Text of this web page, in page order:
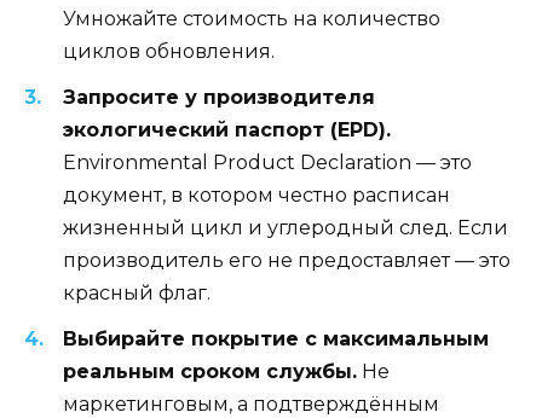
Умножайте стоимость на количество
циклов обновления.
Запросите у производителя
экологический паспорт (EPD).
Environmental Product Declaration — это
документ, в котором честно расписан
жизненный цикл и углеродный след. Если
производитель его не предоставляет — это
красный флаг.
Выбирайте покрытие с максимальным
реальным сроком службы. Не
маркетинговым, а подтверждённым